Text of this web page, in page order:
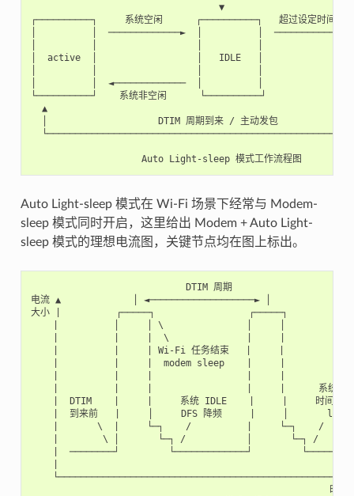
                                  ▼
┌──────────┐     系统空闲      ┌──────────┐   超过设定时间
│          │  ─────────────►  │          │
│  active  │                  │   IDLE   │
│          │  ◄─────────────  │          │
└──────────┘    系统非空闲      └──────────┘
▲
│                    DTIM 周期到来 / 主动发包
Auto Light-sleep 模式在 Wi-Fi 场景下经常与 Modem-
sleep 模式同时开启，这里给出 Modem + Auto Light-
sleep 模式的理想电流图，关键节点均在图上标出。
                            DTIM 周期
电流 ▲             │ ◄───────────────────► │
大小 |          ┌─────┐                 ┌─────┐
    |          │     │ \               │     │
    |          |     |  \              |     |
    |          |     | Wi-Fi 任务结束   |     |
    |          |     |  modem sleep    |     |
|          |     |                 |     |      系统判
|  DTIM    |     |     系统 IDLE    |     |     时间超过
|  到来前   |     │     DFS 降频     |     │
    |       \  |     └─┐    /          |     └─┐    /
    |        \ │       └─┐ /           │       └─┐ /
|  ────────┘         └─────────────┘
                                                      时间